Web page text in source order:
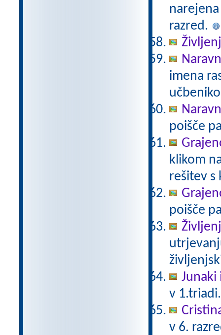
razred.
imena
poišče
klikom
rešitev s
poišče
Junaki
v
v 6.